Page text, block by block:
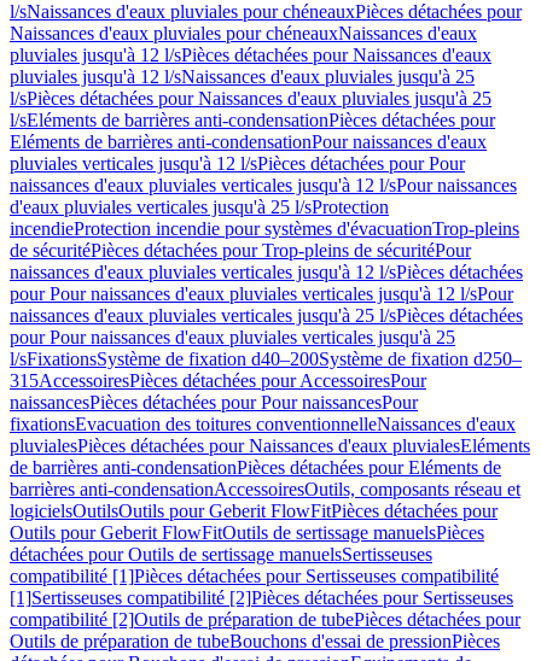
l/sNaissances d'eaux pluviales pour chéneauxPièces détachées pour
Naissances d'eaux pluviales pour chéneauxNaissances d'eaux
pluviales jusqu'à 12 l/sPièces détachées pour Naissances d'eaux
pluviales jusqu'à 12 l/sNaissances d'eaux pluviales jusqu'à 25
l/sPièces détachées pour Naissances d'eaux pluviales jusqu'à 25
l/sEléments de barrières anti-condensationPièces détachées pour
Eléments de barrières anti-condensationPour naissances d'eaux
pluviales verticales jusqu'à 12 l/sPièces détachées pour Pour
naissances d'eaux pluviales verticales jusqu'à 12 l/sPour naissances
d'eaux pluviales verticales jusqu'à 25 l/sProtection
incendieProtection incendie pour systèmes d'évacuationTrop-pleins
de sécuritéPièces détachées pour Trop-pleins de sécuritéPour
naissances d'eaux pluviales verticales jusqu'à 12 l/sPièces détachées
pour Pour naissances d'eaux pluviales verticales jusqu'à 12 l/sPour
naissances d'eaux pluviales verticales jusqu'à 25 l/sPièces détachées
pour Pour naissances d'eaux pluviales verticales jusqu'à 25
l/sFixationsSystème de fixation d40–200Système de fixation d250–
315AccessoiresPièces détachées pour AccessoiresPour
naissancesPièces détachées pour Pour naissancesPour
fixationsEvacuation des toitures conventionnelleNaissances d'eaux
pluvialesPièces détachées pour Naissances d'eaux pluvialesEléments
de barrières anti-condensationPièces détachées pour Eléments de
barrières anti-condensationAccessoiresOutils, composants réseau et
logicielsOutilsOutils pour Geberit FlowFitPièces détachées pour
Outils pour Geberit FlowFitOutils de sertissage manuelsPièces
détachées pour Outils de sertissage manuelsSertisseuses
compatibilité [1]Pièces détachées pour Sertisseuses compatibilité
[1]Sertisseuses compatibilité [2]Pièces détachées pour Sertisseuses
compatibilité [2]Outils de préparation de tubePièces détachées pour
Outils de préparation de tubeBouchons d'essai de pressionPièces